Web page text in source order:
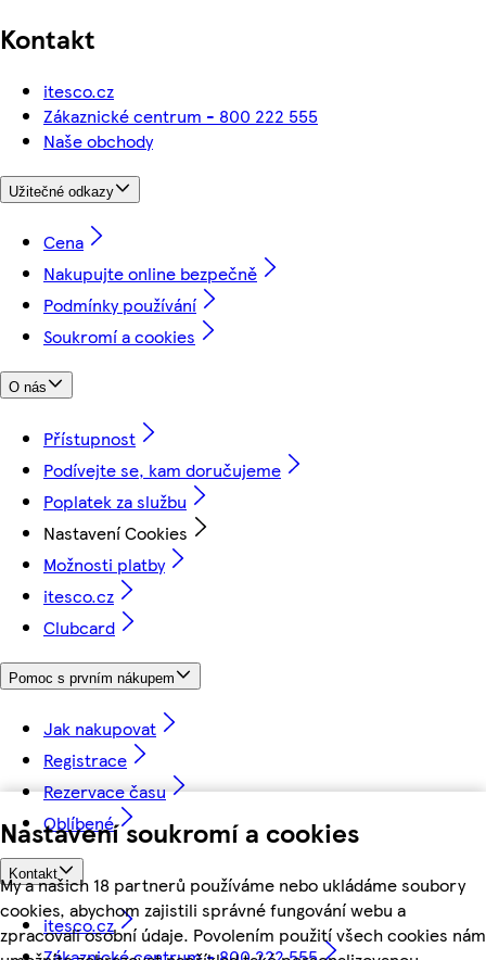
Nastavení soukromí a cookies
My a našich 18 partnerů používáme nebo ukládáme soubory
cookies, abychom zajistili správné fungování webu a
zpracovali osobní údaje. Povolením použití všech cookies nám
Kontakt
itesco.cz
Zákaznické centrum - 800 222 555
Naše obchody
Užitečné odkazy
Cena
Nakupujte online bezpečně
Podmínky používání
Soukromí a cookies
O nás
Přístupnost
Podívejte se, kam doručujeme
Poplatek za službu
Nastavení Cookies
Možnosti platby
itesco.cz
Clubcard
Pomoc s prvním nákupem
Jak nakupovat
Registrace
Rezervace času
Oblíbené
Kontakt
itesco.cz